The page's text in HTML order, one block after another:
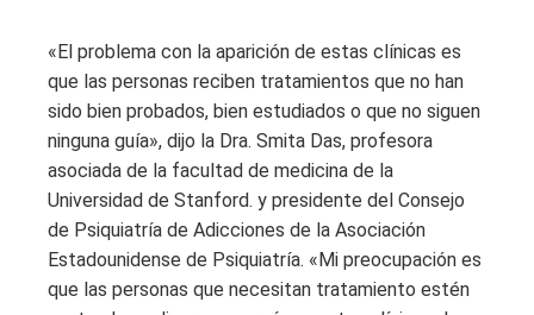
«El problema con la aparición de estas clínicas es
que las personas reciben tratamientos que no han
sido bien probados, bien estudiados o que no siguen
ninguna guía», dijo la Dra. Smita Das, profesora
asociada de la facultad de medicina de la
Universidad de Stanford. y presidente del Consejo
de Psiquiatría de Adicciones de la Asociación
Estadounidense de Psiquiatría. «Mi preocupación es
que las personas que necesitan tratamiento estén